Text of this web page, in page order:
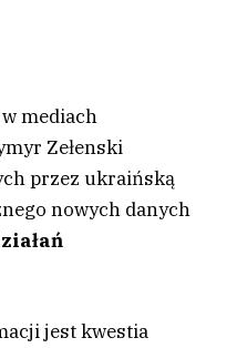
mediach
Zełenski
przez ukraińską
nowych danych
jest kwestia